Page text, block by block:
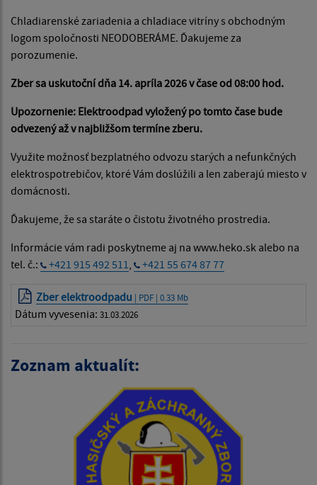
Chladiarenské zariadenia a chladiace vitríny s obchodným
logom spoločnosti NEODOBERÁME. Ďakujeme za
porozumenie.
Zber sa uskutoční dňa 14. apríla 2026 v čase od 08:00 hod.
Upozornenie: Elektroodpad vyložený po tomto čase bude
odvezený až v najbližšom termíne zberu.
Využite možnosť bezplatného odvozu starých a nefunkčných
elektrospotrebičov, ktoré Vám doslúžili a len zaberajú miesto v
domácnosti.
Ďakujeme, že sa staráte o čistotu životného prostredia.
Informácie vám radi poskytneme aj na www.heko.sk alebo na
tel. č.:
+421 915 492 511 +421 55 674 87 77
Zber elektroodpadu | PDF | 0.33 Mb
Dátum vyvesenia: 31.03.2026
Zoznam aktualít: